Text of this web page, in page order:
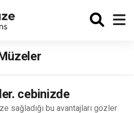
cebinizde
sağladığı bu avantajları gözler